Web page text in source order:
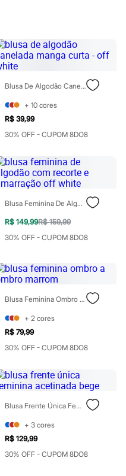
Blusa De Algodão Canelada Manga Curta - Off White
+ 10 cores
R$ 39,99
30% OFF - CUPOM 8DO8
Blusa Feminina De Algodão Com Recorte E Amarração Off White
R$ 149,99R$ 159,99
30% OFF - CUPOM 8DO8
Blusa Feminina Ombro A Ombro Marrom
+ 2 cores
R$ 79,99
30% OFF - CUPOM 8DO8
Blusa Frente Única Feminina Acetinada Bege
+ 3 cores
R$ 129,99
30% OFF - CUPOM 8DO8